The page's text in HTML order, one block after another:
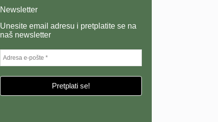
Newsletter
Unesite email adresu i pretplatite se na
naš newsletter